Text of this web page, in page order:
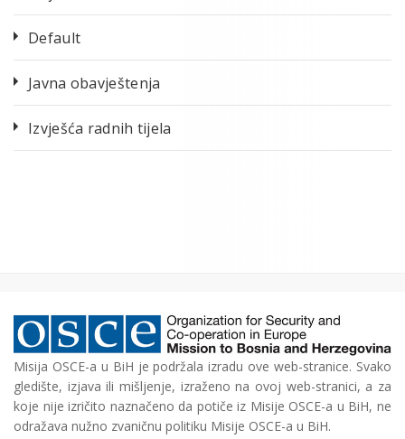
Default
Javna obavještenja
Izvješća radnih tijela
Misija OSCE-a u BiH je podržala izradu ove web-stranice. Svako
gledište, izjava ili mišljenje, izraženo na ovoj web-stranici, a za
koje nije izričito naznačeno da potiče iz Misije OSCE-a u BiH, ne
odražava nužno zvaničnu politiku Misije OSCE-a u BiH.